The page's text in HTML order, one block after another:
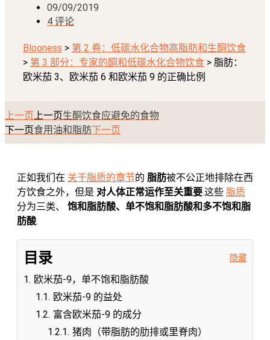
09/09/2019
4 评论
Blooness > 第 2 卷：低碳水化合物高脂肪和生酮饮食
> 第 3 部分：专家的酮和低碳水化合物饮食 > 脂肪：
欧米茄 3、欧米茄 6 和欧米茄 9 的正确比例
上一页 上一页生酮饮食应避免的食物
下一页食用油和脂肪下一页
正如我们在 关于脂质的章节的 脂肪被不公正地排除在西
方饮食之外，但是 对人体正常运作至关重要.这些 脂质
分为三类、 饱和脂肪酸、单不饱和脂肪酸和多不饱和脂
肪酸.
目录 隐藏
1. 欧米茄-9，单不饱和脂肪酸
1.1. 欧米茄-9 的益处
1.2. 富含欧米茄-9 的成分
1.2.1. 猪肉（带脂肪的肋排或里脊肉）